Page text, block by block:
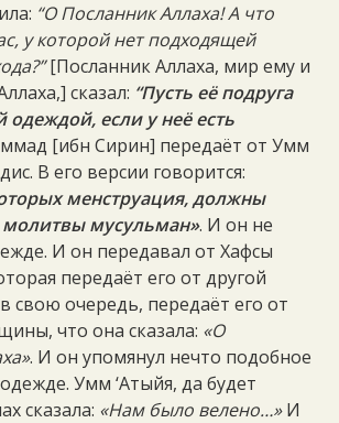
“О Посланник Аллаха! А что
у которой нет подходящей
[Посланник Аллаха, мир ему и
сказал: “Пусть её подруга
одеждой, если у неё есть
[ибн Сирин] передаёт от Умм
В его версии говорится:
менструация, должны
молитвы мусульман». И он не
И он передавал от Хафсы
передаёт его от другой
свою очередь, передаёт его от
что она сказала: «О
. И он упомянул нечто подобное
Умм ‘Атыйя, да будет
сказала: «Нам было велено…»И